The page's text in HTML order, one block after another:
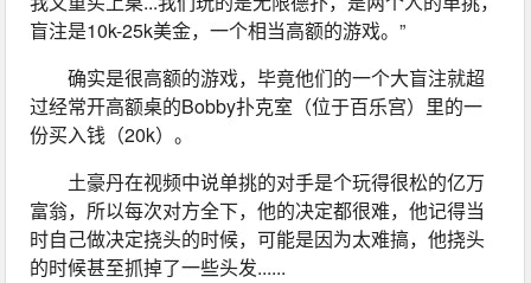
盲注是10k-25k美金，一个相当高额的游戏。”
确实是很高额的游戏，毕竟他们的一个大盲注就超
过经常开高额桌的Bobby扑克室（位于百乐宫）里的一
份买入钱（20k）。
土豪丹在视频中说单挑的对手是个玩得很松的亿万
富翁，所以每次对方全下，他的决定都很难，他记得当
时自己做决定挠头的时候，可能是因为太难搞，他挠头
的时候甚至抓掉了一些头发......